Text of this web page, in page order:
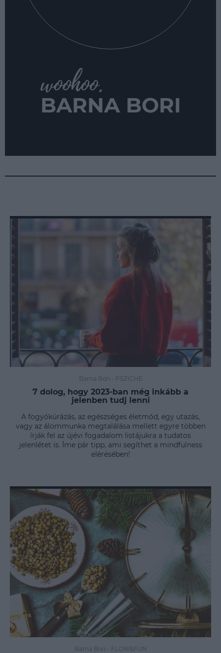
BARNA BORI
Barna Bori - PSZICHÉ
7 dolog, hogy 2023-ban még inkább a
jelenben tudj lenni
A fogyókúrázás, az egészséges életmód, egy utazás,
vagy az álommunka megtalálása mellett egyre többen
írják fel az újévi fogadalom listájukra a tudatos
jelenlétet is. Íme pár tipp, ami segíthet a mindfulness
elérésében!
Barna Bori - FLOW&FUN